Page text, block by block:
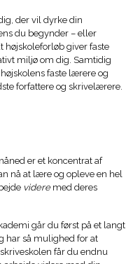
der vil dyrke din
du begynder – eller
højskoleforløb giver faste
miljø om dig. Samtidig
faste lærere og
forfattere og skrivelærere.
er et koncentrat af
nå at lære og opleve en hel
videremed deres
går du først på et langt
har så mulighed for at
får du endnu